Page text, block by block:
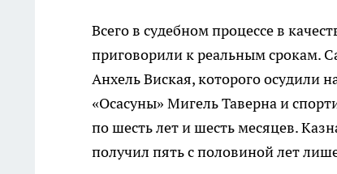
Всего в судебном процессе в
приговорили к реальным срокам.
Анхель Виская, которого осудили
«Осасуны» Мигель Таверна и
по шесть лет и шесть месяцев.
получил пять с половиной лет